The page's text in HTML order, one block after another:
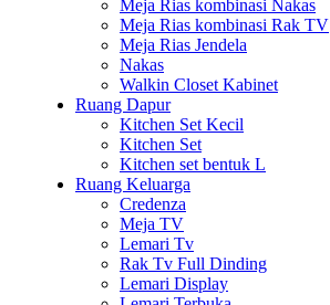
Meja Rias kombinasi Nakas
Meja Rias kombinasi Rak TV
Meja Rias Jendela
Nakas
Walkin Closet Kabinet
Ruang Dapur
Kitchen Set Kecil
Kitchen Set
Kitchen set bentuk L
Ruang Keluarga
Credenza
Meja TV
Lemari Tv
Rak Tv Full Dinding
Lemari Display